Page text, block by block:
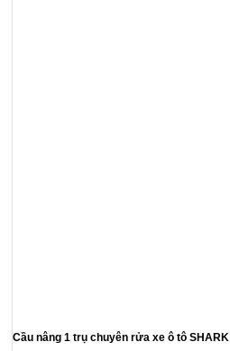
Cầu nâng 1 trụ chuyên rửa xe ô tô SHARK